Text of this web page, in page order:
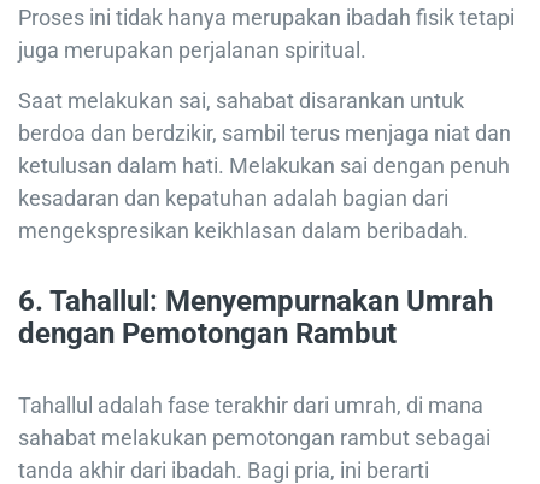
Proses ini tidak hanya merupakan ibadah fisik tetapi
juga merupakan perjalanan spiritual.
Saat melakukan sai, sahabat disarankan untuk
berdoa dan berdzikir, sambil terus menjaga niat dan
ketulusan dalam hati. Melakukan sai dengan penuh
kesadaran dan kepatuhan adalah bagian dari
mengekspresikan keikhlasan dalam beribadah.
6. Tahallul: Menyempurnakan Umrah
dengan Pemotongan Rambut
Tahallul adalah fase terakhir dari umrah, di mana
sahabat melakukan pemotongan rambut sebagai
tanda akhir dari ibadah. Bagi pria, ini berarti